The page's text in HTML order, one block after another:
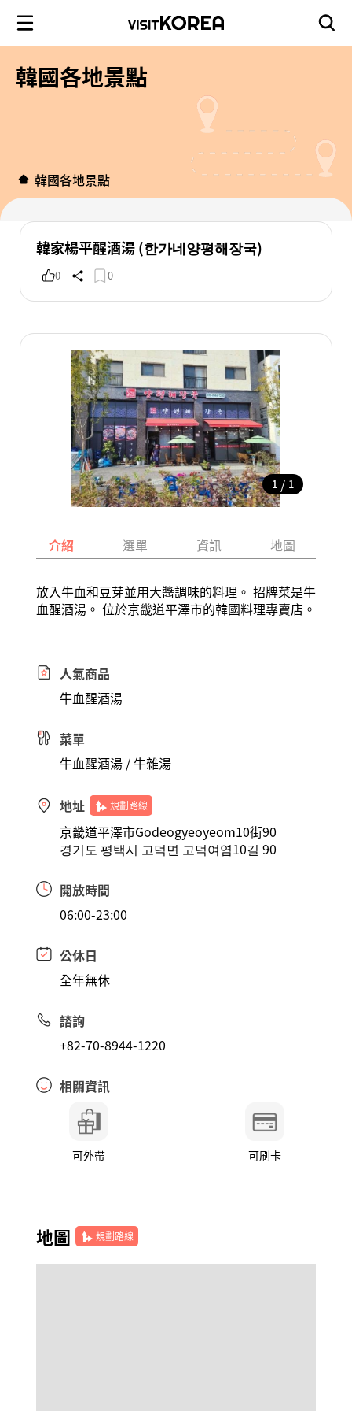
韓國各地景點
韓國各地景點
韓家楊平醒酒湯 (한가네양평해장국)
0 0
1 / 1
介紹 選單 資訊 地圖
放入牛血和豆芽並用大醬調味的料理。 招牌菜是牛
血醒酒湯。 位於京畿道平澤市的韓國料理專賣店。
人氣商品
牛血醒酒湯
菜單
牛血醒酒湯 / 牛雜湯
地址 規劃路線
京畿道平澤市Godeogyeoyeom10街90
경기도 평택시 고덕면 고덕여염10길 90
開放時間
06:00-23:00
公休日
全年無休
諮詢
+82-70-8944-1220
相關資訊
可外帶 可刷卡
地圖 規劃路線